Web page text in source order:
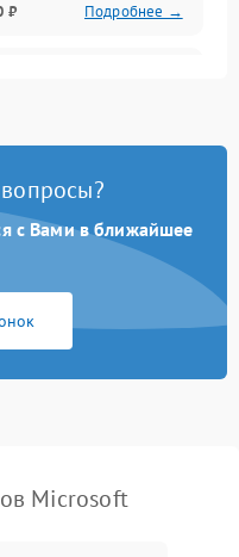
₽ Подробнее →
₽ Подробнее →
с Вами в ближайшее
Microsoft